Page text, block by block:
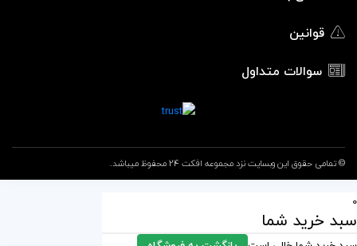
قوانین
سوالات متداول
© تمامی حقوق این وبسایت نزد مجموعه افکت 24 محفوظ میباشد.
0
سبد خرید شما